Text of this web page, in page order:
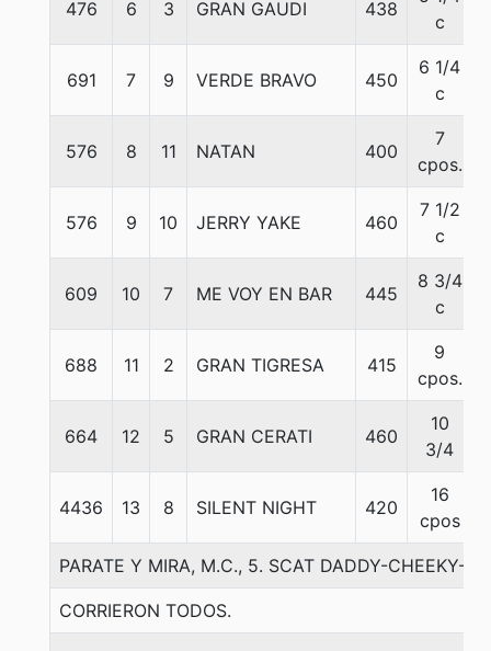
476 6 3 GRAN GAUDI 438
c
691 7 9 VERDE BRAVO 450
6 1/4
c
576 8 11 NATAN 400
7
cpos.
576 9 10 JERRY YAKE 460
7 1/2
c
609 10 7 ME VOY EN BAR 445
8 3/4
c
688 11 2 GRAN TIGRESA 415
9
cpos.
664 12 5 GRAN CERATI 460
10
3/4
4436 13 8 SILENT NIGHT 420
16
cpos
PARATE Y MIRA, M.C., 5. SCAT DADDY-CHEEKY-
CORRIERON TODOS.